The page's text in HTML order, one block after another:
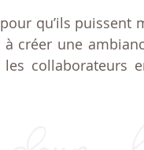
qu’ils puissent
créer une
collaborateurs